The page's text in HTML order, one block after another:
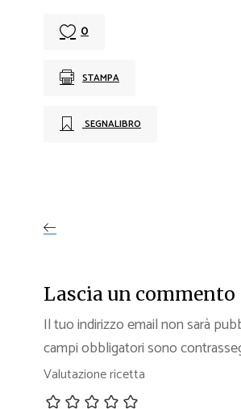
0
STAMPA
SEGNALIBRO
Lascia un commento
Il tuo indirizzo email non sarà
campi obbligatori sono
Valutazione ricetta